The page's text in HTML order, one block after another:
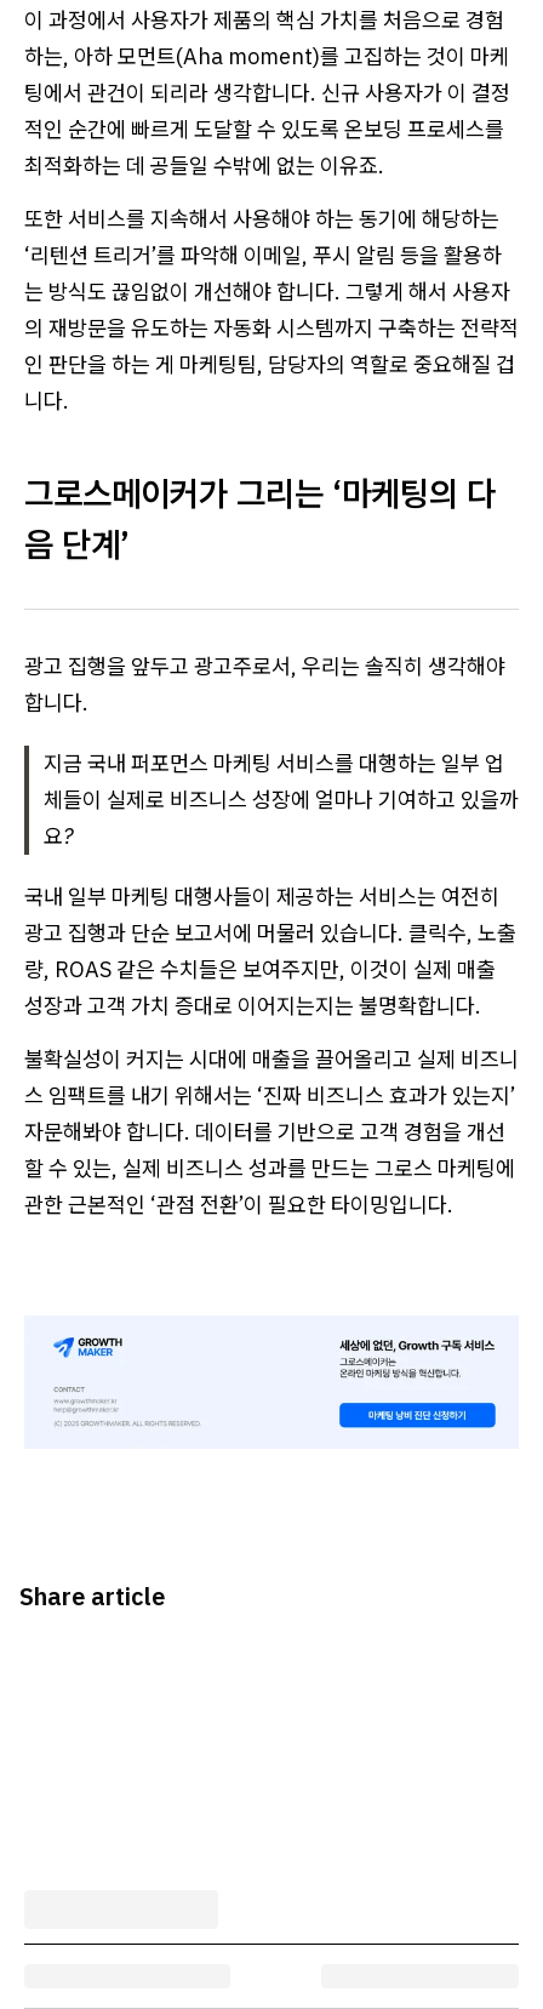
이 과정에서 사용자가 제품의 핵심 가치를 처음으로 경험
하는, 아하 모먼트(Aha moment)를 고집하는 것이 마케
팅에서 관건이 되리라 생각합니다. 신규 사용자가 이 결정
적인 순간에 빠르게 도달할 수 있도록 온보딩 프로세스를
최적화하는 데 공들일 수밖에 없는 이유죠.
또한 서비스를 지속해서 사용해야 하는 동기에 해당하는
‘리텐션 트리거’를 파악해 이메일, 푸시 알림 등을 활용하
는 방식도 끊임없이 개선해야 합니다. 그렇게 해서 사용자
의 재방문을 유도하는 자동화 시스템까지 구축하는 전략적
인 판단을 하는 게 마케팅팀, 담당자의 역할로 중요해질 겁
니다.
그로스메이커가 그리는 ‘마케팅의 다
음 단계’
광고 집행을 앞두고 광고주로서, 우리는 솔직히 생각해야
합니다.
지금 국내 퍼포먼스 마케팅 서비스를 대행하는 일부 업
체들이 실제로 비즈니스 성장에 얼마나 기여하고 있을까
요?
국내 일부 마케팅 대행사들이 제공하는 서비스는 여전히
광고 집행과 단순 보고서에 머물러 있습니다. 클릭수, 노출
량, ROAS 같은 수치들은 보여주지만, 이것이 실제 매출
성장과 고객 가치 증대로 이어지는지는 불명확합니다.
불확실성이 커지는 시대에 매출을 끌어올리고 실제 비즈니
스 임팩트를 내기 위해서는 ‘진짜 비즈니스 효과가 있는지’
자문해봐야 합니다. 데이터를 기반으로 고객 경험을 개선
할 수 있는, 실제 비즈니스 성과를 만드는 그로스 마케팅에
관한 근본적인 ‘관점 전환’이 필요한 타이밍입니다.
Share article